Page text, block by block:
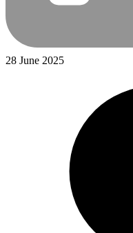
28 June 2025